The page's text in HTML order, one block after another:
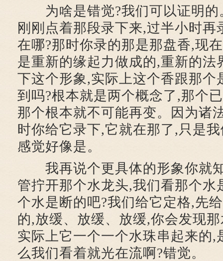
为啥是错觉?我们可以证明的
刚刚点着那段录下来,过半小时再
在哪?那时你录的那是那盘香,现
是重新的缘起力做成的,重新的法
下这个形象,实际上这个香跟那个
到吗?根本就是两个概念了,那个
那个根本就不可能再变。因为诸
时你给它录下,它就在那了,只是
感觉好像是。
我再说个更具体的形象你就
管拧开那个水龙头,我们看那个水
个水是断的吧?我们给它定格,先
的,放缓、放缓、放缓,你会发现
实际上它一个一个水珠串起来的,
么我们看着就光在流啊?错觉。